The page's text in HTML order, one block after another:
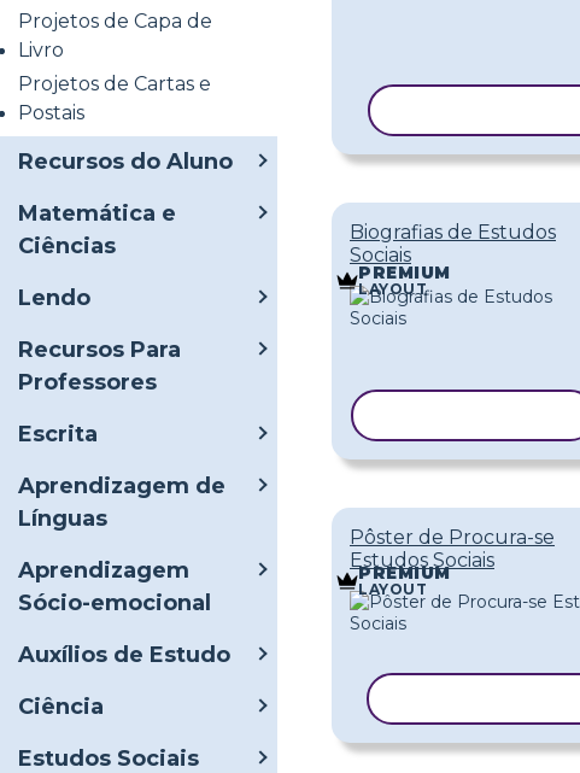
Projetos de Capa de
Livro
Projetos de Cartas e
Postais
Recursos do Aluno
Matemática e
Ciências
Lendo
Recursos Para
Professores
Escrita
Aprendizagem de
Línguas
Aprendizagem
Sócio-emocional
Auxílios de Estudo
Ciência
Estudos Sociais
Biografias de Estudos
Sociais
PREMIUM
LAYOUT
Pôster de Procura-se
Estudos Sociais
PREMIUM
LAYOUT